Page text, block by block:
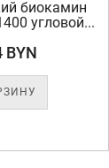
биокамин
угловой...
BYN